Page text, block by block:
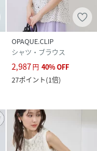
OPAQUE.CLIP
シャツ・ブラウス
2,987円 40%OFF
27ポイント(1倍)